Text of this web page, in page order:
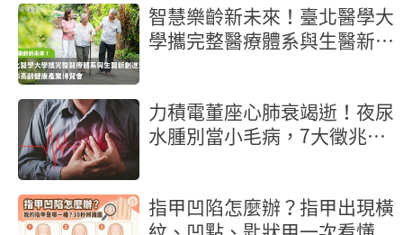
智慧樂齡新未來！臺北醫學大
學攜完整醫療體系與生醫新創
力積電董座心肺衰竭逝！夜尿
水腫別當小毛病，7大徵兆是
指甲凹陷怎麼辦？指甲出現橫